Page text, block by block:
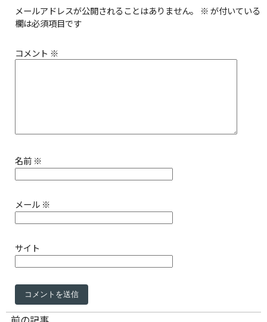
メールアドレスが公開されることはありません。 ※が付いている
欄は必須項目です
コメント ※
名前 ※
メール ※
サイト